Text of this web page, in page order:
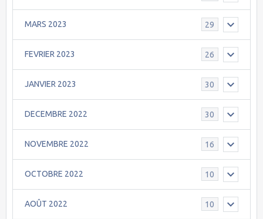
MARS 2023 29
FEVRIER 2023 26
JANVIER 2023 30
DECEMBRE 2022 30
NOVEMBRE 2022 16
OCTOBRE 2022 10
AOÛT 2022 10